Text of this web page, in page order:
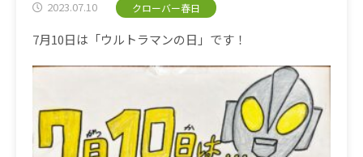
2023.07.10 クローバー春日
7月10日は「ウルトラマンの日」です！